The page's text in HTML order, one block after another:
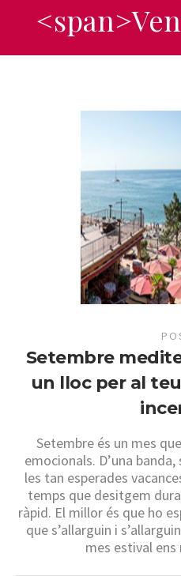
Setembre
un lloc per al
Setembre és un mes
emocionals. D’una
les tan esperades
temps que desitgem
ràpid. El millor és que ho
que s’allarguin i
mes estival ens